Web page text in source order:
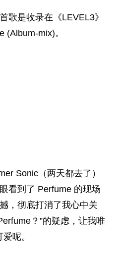
歌是收录在《LEVEL3》
(Album-mix)。
Sonic（两天都去了）
看到了 Perfume 的现场
，彻底打消了我心中关
？”的疑虑，让我唯
呢。